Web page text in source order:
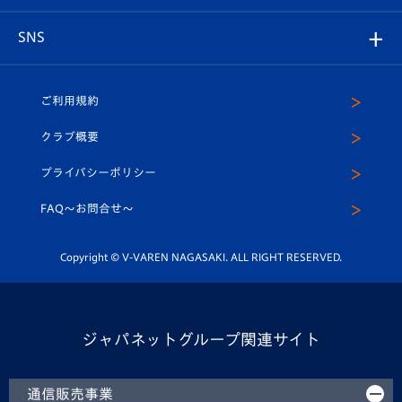
ホームタウン
平和祈念活動
ホームタウン活動
プレイヤーズスイート
店舗情報
U-18
スクール
SNS
ヴィヴィくんインスタグラム
公式LINE＠
ご利用規約
クラブ概要
プライバシーポリシー
FAQ〜お問合せ〜
Copyright © V-VAREN NAGASAKI. ALL RIGHT RESERVED.
ジャパネットグループ関連サイト
通信販売事業